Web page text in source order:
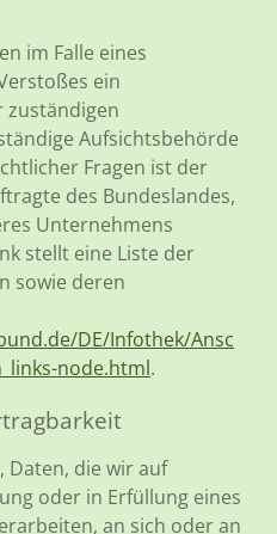
im Falle eines
ein
zuständigen
Aufsichtsbehörde
Fragen ist der
des Bundeslandes,
Unternehmens
stellt eine Liste der
sowie deren
DE/Infothek/Ansc
node.html.
Daten, die wir auf
oder in Erfüllung eines
an sich oder an